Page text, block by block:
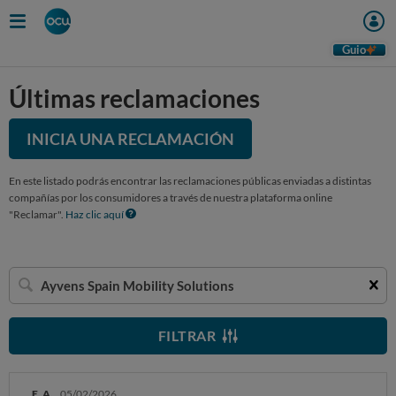
Guio
Últimas reclamaciones
INICIA UNA RECLAMACIÓN
En este listado podrás encontrar las reclamaciones públicas enviadas a distintas
compañías por los consumidores a través de nuestra plataforma online
"Reclamar". Haz clic aquí
Buscar
una
empresa
FILTRAR